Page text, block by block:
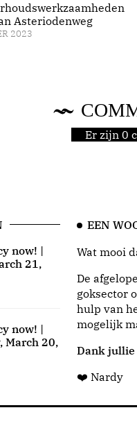
Asteriodenweg
2023
Er zijn 0
now! |
21,
now! |
March 20,
EEN
Wat mooi
De
goksector
hulp van
mogelijk
Dank jullie
❤️ Nardy